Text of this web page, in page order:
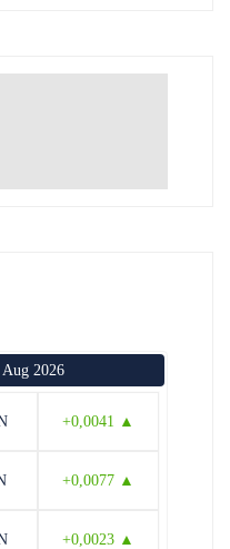
2026
+0,0041 ▲
+0,0077 ▲
+0,0023 ▲